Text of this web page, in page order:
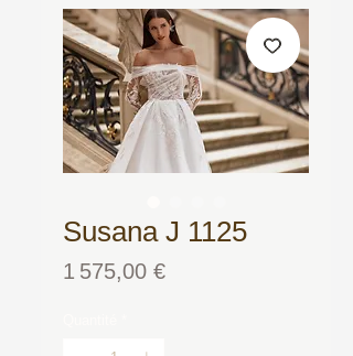
Susana J 1125
1 575,00 €Prix